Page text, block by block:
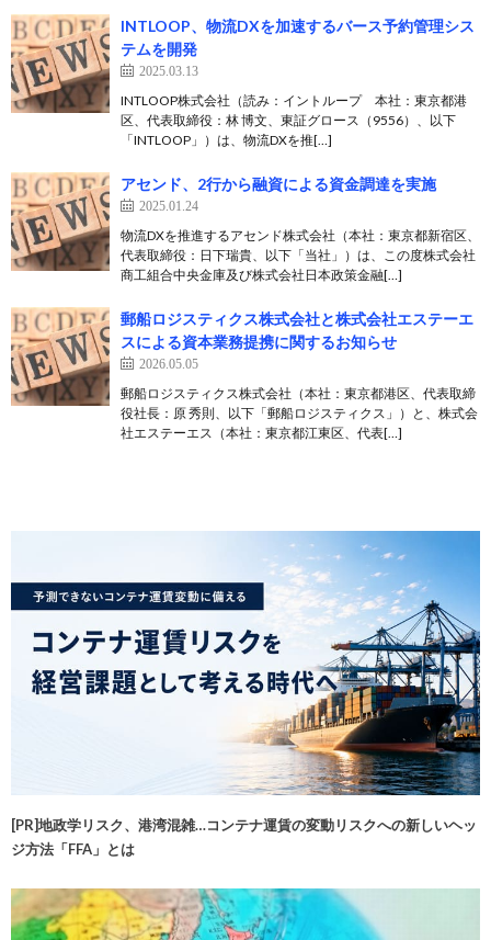
INTLOOP、物流DXを加速するバース予約管理シス
テムを開発
2025.03.13
INTLOOP株式会社（読み：イントループ 本社：東京都港
区、代表取締役：林 博文、東証グロース（9556）、以下
「INTLOOP」）は、物流DXを推[…]
アセンド、2行から融資による資金調達を実施
2025.01.24
物流DXを推進するアセンド株式会社（本社：東京都新宿区、
代表取締役：日下瑞貴、以下「当社」）は、この度株式会社
商工組合中央金庫及び株式会社日本政策金融[…]
郵船ロジスティクス株式会社と株式会社エステーエ
スによる資本業務提携に関するお知らせ
2026.05.05
郵船ロジスティクス株式会社（本社：東京都港区、代表取締
役社長：原 秀則、以下「郵船ロジスティクス」）と、株式会
社エステーエス（本社：東京都江東区、代表[…]
[PR]地政学リスク、港湾混雑…コンテナ運賃の変動リスクへの新しいヘッ
ジ方法「FFA」とは